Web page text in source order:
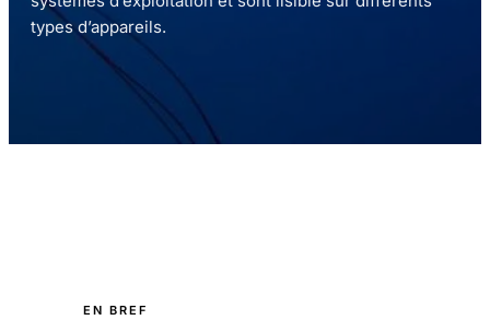
types d’appareils.
EN BREF